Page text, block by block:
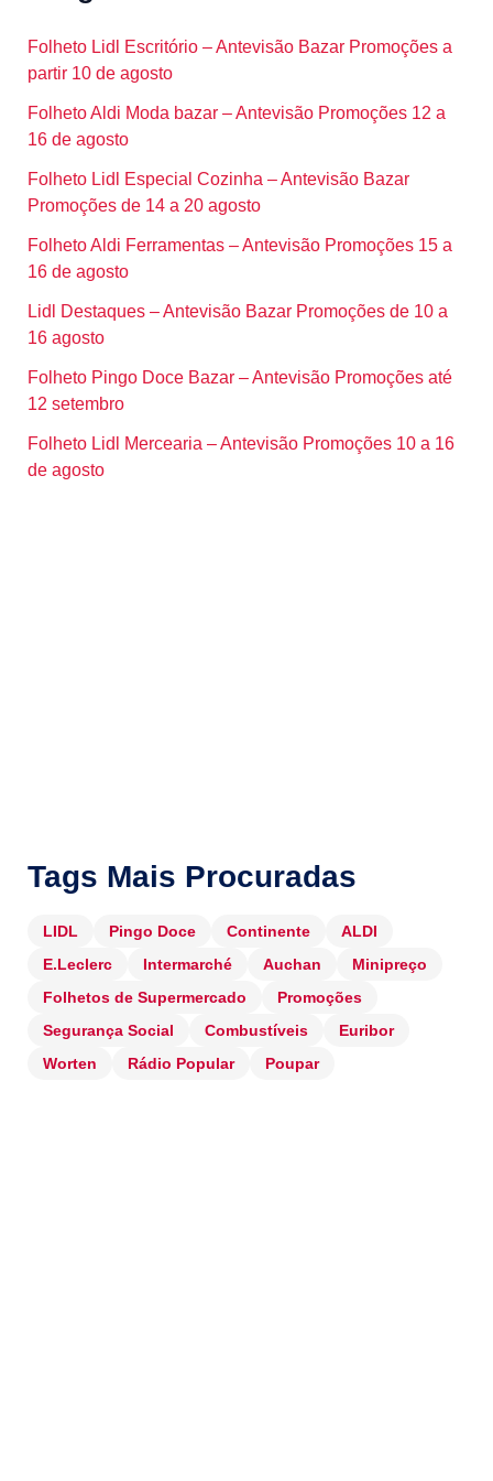
Folheto Lidl Escritório – Antevisão Bazar Promoções a
partir 10 de agosto
Folheto Aldi Moda bazar – Antevisão Promoções 12 a
16 de agosto
Folheto Lidl Especial Cozinha – Antevisão Bazar
Promoções de 14 a 20 agosto
Folheto Aldi Ferramentas – Antevisão Promoções 15 a
16 de agosto
Lidl Destaques – Antevisão Bazar Promoções de 10 a
16 agosto
Folheto Pingo Doce Bazar – Antevisão Promoções até
12 setembro
Folheto Lidl Mercearia – Antevisão Promoções 10 a 16
de agosto
Tags Mais Procuradas
LIDL Pingo Doce Continente
ALDI
E.Leclerc
Intermarché Auchan
Minipreço
Folhetos de Supermercado
Promoções
Segurança Social
Combustíveis
Euribor
Worten
Rádio Popular Poupar